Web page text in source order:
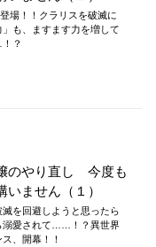
場！！クラリスを破滅に
も、ますます力を増して
？
のやり直し 今度も
ません（１）
を回避しようと思ったら
溺愛されて……！？異世界
、開幕！！